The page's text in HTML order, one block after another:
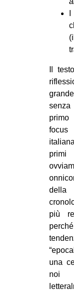
Il
focus
primi
della
più
una
noi